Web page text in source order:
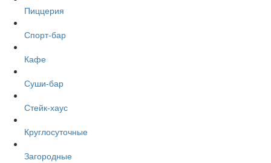
Пиццерия
Спорт-бар
Кафе
Суши-бар
Стейк-хаус
Круглосуточные
Загородные